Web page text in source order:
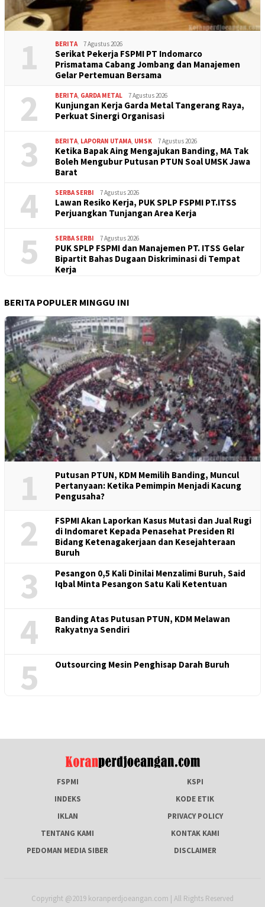
1 BERITA 7 Agustus 2026
Serikat Pekerja FSPMI PT Indomarco
Prismatama Cabang Jombang dan Manajemen
Gelar Pertemuan Bersama
2 BERITA GARDA METAL 7 Agustus 2026
Kunjungan Kerja Garda Metal Tangerang Raya,
Perkuat Sinergi Organisasi
3 BERITA LAPORAN UTAMA UMSK 7 Agustus 2026
Ketika Bapak Aing Mengajukan Banding, MA Tak
Boleh Mengubur Putusan PTUN Soal UMSK Jawa
Barat
4 SERBA SERBI 7 Agustus 2026
Lawan Resiko Kerja, PUK SPLP FSPMI PT.ITSS
Perjuangkan Tunjangan Area Kerja
5 SERBA SERBI 7 Agustus 2026
PUK SPLP FSPMI dan Manajemen PT. ITSS Gelar
Bipartit Bahas Dugaan Diskriminasi di Tempat
Kerja
BERITA POPULER MINGGU INI
1
Putusan PTUN, KDM Memilih Banding, Muncul
Pertanyaan: Ketika Pemimpin Menjadi Kacung
Pengusaha?
2
FSPMI Akan Laporkan Kasus Mutasi dan Jual Rugi
di Indomaret Kepada Penasehat Presiden RI
Bidang Ketenagakerjaan dan Kesejahteraan
Buruh
3
Pesangon 0,5 Kali Dinilai Menzalimi Buruh, Said
Iqbal Minta Pesangon Satu Kali Ketentuan
4
Banding Atas Putusan PTUN, KDM Melawan
Rakyatnya Sendiri
5 Outsourcing Mesin Penghisap Darah Buruh
FSPMI
KSPI
INDEKS
KODE ETIK
IKLAN
PRIVACY POLICY
TENTANG KAMI
KONTAK KAMI
PEDOMAN MEDIA SIBER
DISCLAIMER
Copyright @2019 koranperdjoeangan.com | All Rights Reserved